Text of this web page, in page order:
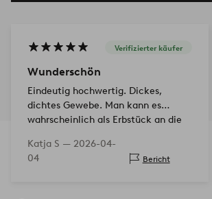
Verifizierter käufer
Wunderschön
Eindeutig hochwertig. Dickes,
dichtes Gewebe. Man kann es
wahrscheinlich als Erbstück an die
solide ist die Verarbeitung. Größer
als gewöhnlich und ein wi…
Katja S — 2026-04-
04
Bericht